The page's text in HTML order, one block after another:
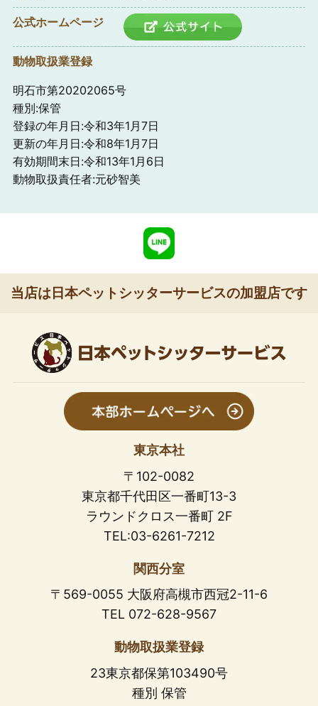
公式ホームページ
動物取扱業登録
明石市第20202065号
種別:保管
登録の年月日:令和3年1月7日
更新の年月日:令和8年1月7日
有効期間末日:令和13年1月6日
動物取扱責任者:元砂智美
当店は日本ペットシッターサービスの加盟店です
東京本社
〒102-0082
東京都千代田区一番町13-3
ラウンドクロス一番町 2F
TEL:03-6261-7212
関西分室
〒569-0055 大阪府高槻市西冠2-11-6
TEL 072-628-9567
動物取扱業登録
23東京都保第103490号
種別 保管